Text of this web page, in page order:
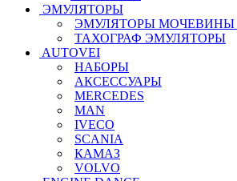
ЭМУЛЯТОРЫ
ЭМУЛЯТОРЫ МОЧЕВИНЫ
ТАХОГРАФ ЭМУЛЯТОРЫ
AUTOVEI
НАБОРЫ
АКСЕССУАРЫ
MERCEDES
MAN
IVECO
SCANIA
КАМАЗ
VOLVO